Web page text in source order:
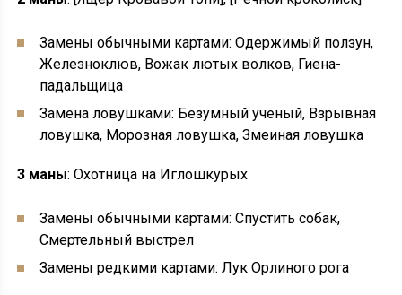
Замены обычными картами: Одержимый ползун,
Железноклюв, Вожак лютых волков, Гиена-
падальщица
Замена ловушками: Безумный ученый, Взрывная
ловушка, Морозная ловушка, Змеиная ловушка
3 маны: Охотница на Иглошкурых
Замены обычными картами: Спустить собак,
Смертельный выстрел
Замены редкими картами: Лук Орлиного рога